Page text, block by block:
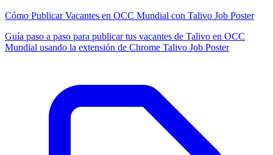
Cómo Publicar Vacantes en OCC Mundial con Talivo Job Poster
Guía paso a paso para publicar tus vacantes de Talivo en OCC
Mundial usando la extensión de Chrome Talivo Job Poster